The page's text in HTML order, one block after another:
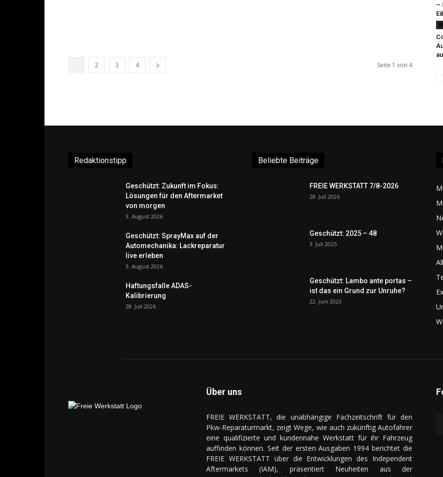
2 3 4 Seite 1 von 4
–
Redaktionstipp
Geschützt: Zukunft im Fokus:
Lösungen für den Aftermarket
von morgen
3. August 2026
Geschützt: SprayMax auf der
Automechanika: Lackreparatur
live erleben
3. August 2026
Haftungsfalle ADAS-
Kalibrierung
28. Juli 2026
Beliebte Beiträge
FREIE WERKSTATT 7/8-2026
28. Juli 2026
Geschützt: 2025 – 48
3. Juli 2025
Geschützt: Lambo ante portas –
ist das ein Grund zur Unruhe?
22. Juni 2023
Über uns
FREIE WERKSTATT, die unabhängige Fachzeitschrift für den
Pkw-Reparaturmarkt, zeigt Wege, wie auch zukünftig Autofahrer
eine qualifizierte und kundennahe Werkstatt für ihr Fahrzeug
auffinden können. Seit der ersten Ausgaben 1994 berichtet die
FREIE WERKSTATT über die Entwicklungen des Independent
Aftermarkets (IAM), präsentiert Neuheiten aus der